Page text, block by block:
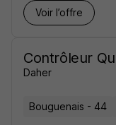
Voir l’offre
Contrôleur
Daher
Bouguenais - 44